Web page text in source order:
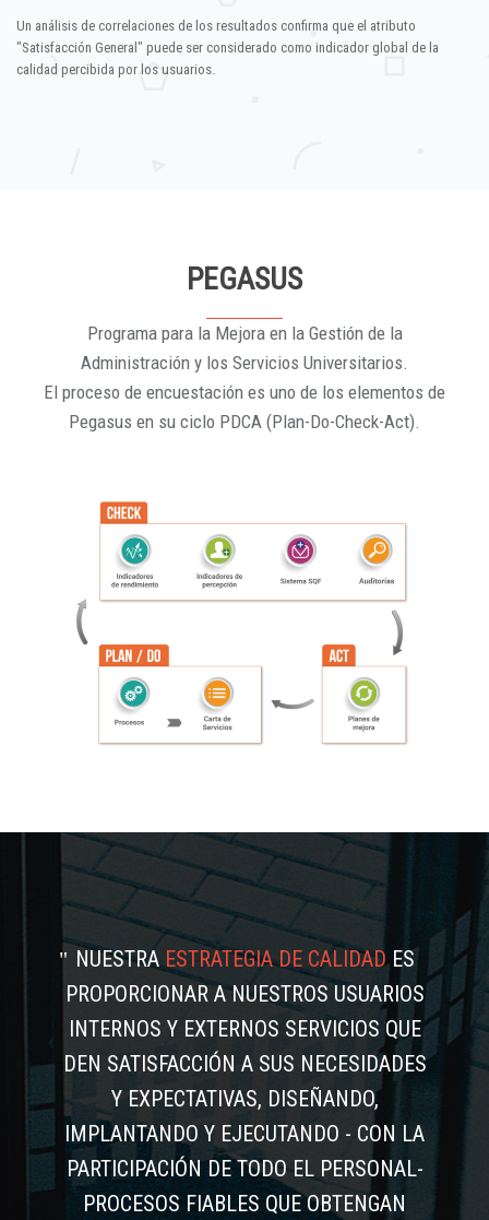
Un análisis de correlaciones de los resultados confirma que el atributo
"Satisfacción General" puede ser considerado como indicador global de la
calidad percibida por los usuarios.
PEGASUS
Programa para la Mejora en la Gestión de la
Administración y los Servicios Universitarios.
El proceso de encuestación es uno de los elementos de
Pegasus en su ciclo PDCA (Plan-Do-Check-Act).
NUESTRAESTRATEGIA DE CALIDADES
PROPORCIONAR A NUESTROS USUARIOS
INTERNOS Y EXTERNOS SERVICIOS QUE
DEN SATISFACCIÓN A SUS NECESIDADES
Y EXPECTATIVAS, DISEÑANDO,
IMPLANTANDO Y EJECUTANDO - CON LA
PARTICIPACIÓN DE TODO EL PERSONAL-
PROCESOS FIABLES QUE OBTENGAN